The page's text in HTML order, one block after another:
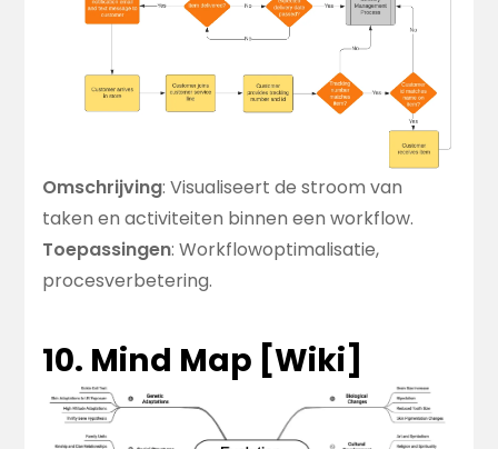
Omschrijving: Visualiseert de stroom van
taken en activiteiten binnen een workflow.
Toepassingen: Workflowoptimalisatie,
procesverbetering.
10. Mind Map [Wiki]